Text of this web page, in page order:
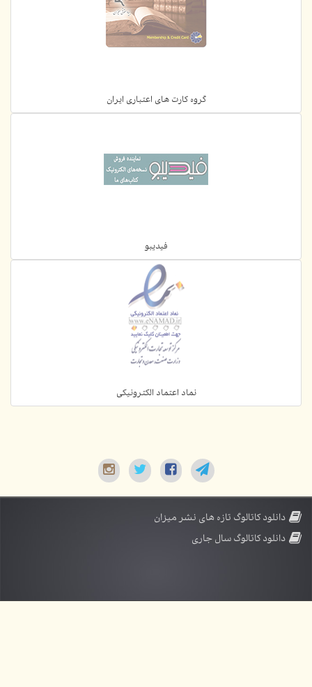
گروه کارت های اعتباری ایران
فیدیبو
نماد اعتماد الکترونیکی
دانلود کاتالوگ تازه های نشر میزان
دانلود کاتالوگ سال جاری